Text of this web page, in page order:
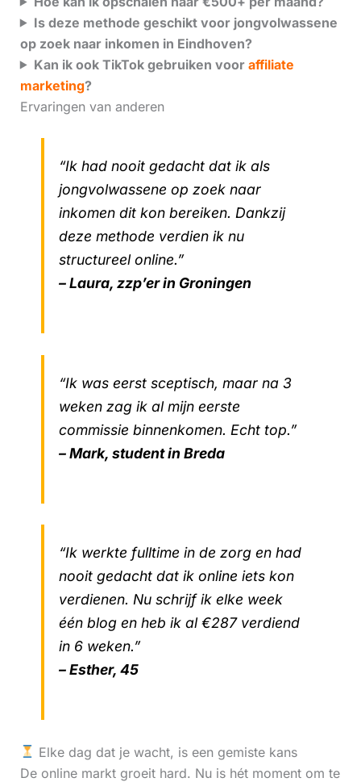
Is deze methode geschikt voor jongvolwassene
op zoek naar inkomen in Eindhoven?
Kan ik ook TikTok gebruiken voor affiliate
marketing?
Ervaringen van anderen
“Ik had nooit gedacht dat ik als
jongvolwassene op zoek naar
inkomen dit kon bereiken. Dankzij
deze methode verdien ik nu
structureel online.”
– Laura, zzp’er in Groningen
“Ik was eerst sceptisch, maar na 3
weken zag ik al mijn eerste
commissie binnenkomen. Echt top.”
– Mark, student in Breda
“Ik werkte fulltime in de zorg en had
nooit gedacht dat ik online iets kon
verdienen. Nu schrijf ik elke week
één blog en heb ik al €287 verdiend
in 6 weken.”
– Esther, 45
Elke dag dat je wacht, is een gemiste kans
De online markt groeit hard. Nu is hét moment om te